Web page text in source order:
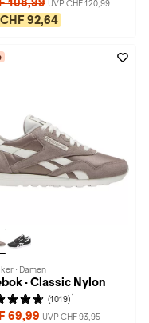
UVP CHF 120,99
CHF 92,64
· Damen
· Classic Nylon
(1019) 1
69,99 UVP CHF 93,95